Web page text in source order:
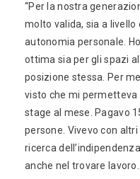
“Per la nostra
molto valida, sia a livello
autonomia personale.
ottima sia per gli spazi
posizione stessa. Per
visto che mi permetteva
stage al mese. Pagavo
persone. Vivevo con
ricerca
anche nel trovare